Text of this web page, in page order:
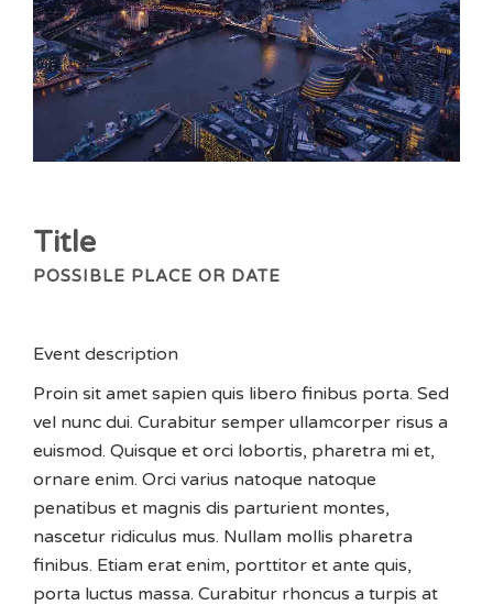
Title
POSSIBLE PLACE OR DATE
Event description
Proin sit amet sapien quis libero finibus porta. Sed
vel nunc dui. Curabitur semper ullamcorper risus a
euismod. Quisque et orci lobortis, pharetra mi et,
ornare enim. Orci varius natoque natoque
penatibus et magnis dis parturient montes,
nascetur ridiculus mus. Nullam mollis pharetra
finibus. Etiam erat enim, porttitor et ante quis,
porta luctus massa. Curabitur rhoncus a turpis at